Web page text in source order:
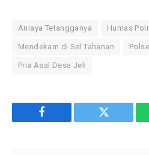
Aniaya Tetangganya Humas
Mendekam di Sel Tahanan
Pria Asal Desa Jeli
Facebook Twitter